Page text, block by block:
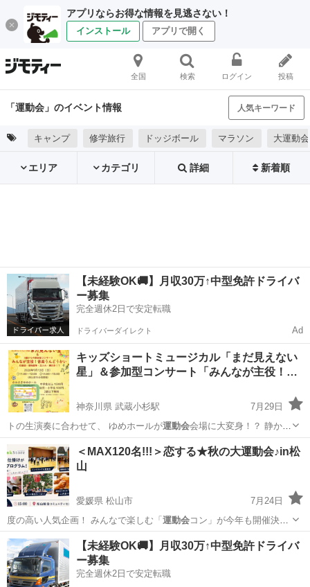
アプリならお得な情報を見逃さない！
インストール アプリで開く
全国 検索 ログイン 投稿
「運動会」のイベント情報 人気キーワード
キャンプ 修学旅行 ドッジボール マラソン 大運動会
エリア カテゴリ 詳細 新着順
【未経験OK🚚】月収30万↑中型免許ドライバ
ー募集
完全週休2日で安定転職
ドライバーダイレクト Ad
キッズショートミュージカル「まだ見えない
星」＆参加型コンサート「みんなが主役！…
神奈川県 武蔵小杉駅
7月29日
トの生演奏に合わせて、 ゆめホールが運動会会場に大変身！？ 静かに
聞けなく…
神奈川 川崎市 武蔵小杉駅 コンサート/ショー 生演奏
＜MAX120名!!!＞恋する★秋の大運動会♪in松
山
愛媛県 松山市
7月24日
度の高い人気企画！ みんなで楽しむ「 運動会コン」が今年も開催決定
✨ スポー…
愛媛 松山市 パーティー 大運動会
【未経験OK🚚】月収30万↑中型免許ドライバ
ー募集
完全週休2日で安定転職